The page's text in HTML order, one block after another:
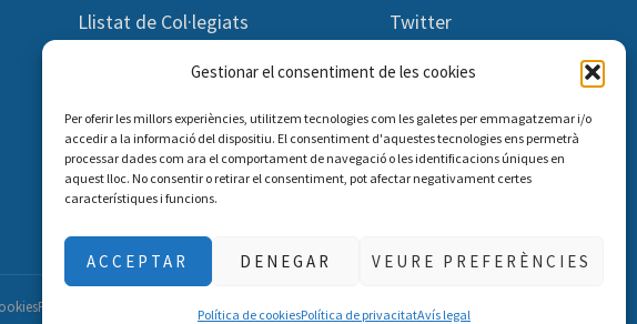
Gestionar el consentiment de les cookies
Per oferir les millors experiències, utilitzem tecnologies com les galetes per emmagatzemar i/o
accedir a la informació del dispositiu. El consentiment d'aquestes tecnologies ens permetrà
processar dades com ara el comportament de navegació o les identificacions úniques en
aquest lloc. No consentir o retirar el consentiment, pot afectar negativament certes
característiques i funcions.
ACCEPTAR DENEGAR VEURE PREFERÈNCIES
Política de cookiesPolítica de privacitatAvís legal
Llistat de Col·legiats
Actualitats
Contacte
Twitter
Instagram
Política de privacitat